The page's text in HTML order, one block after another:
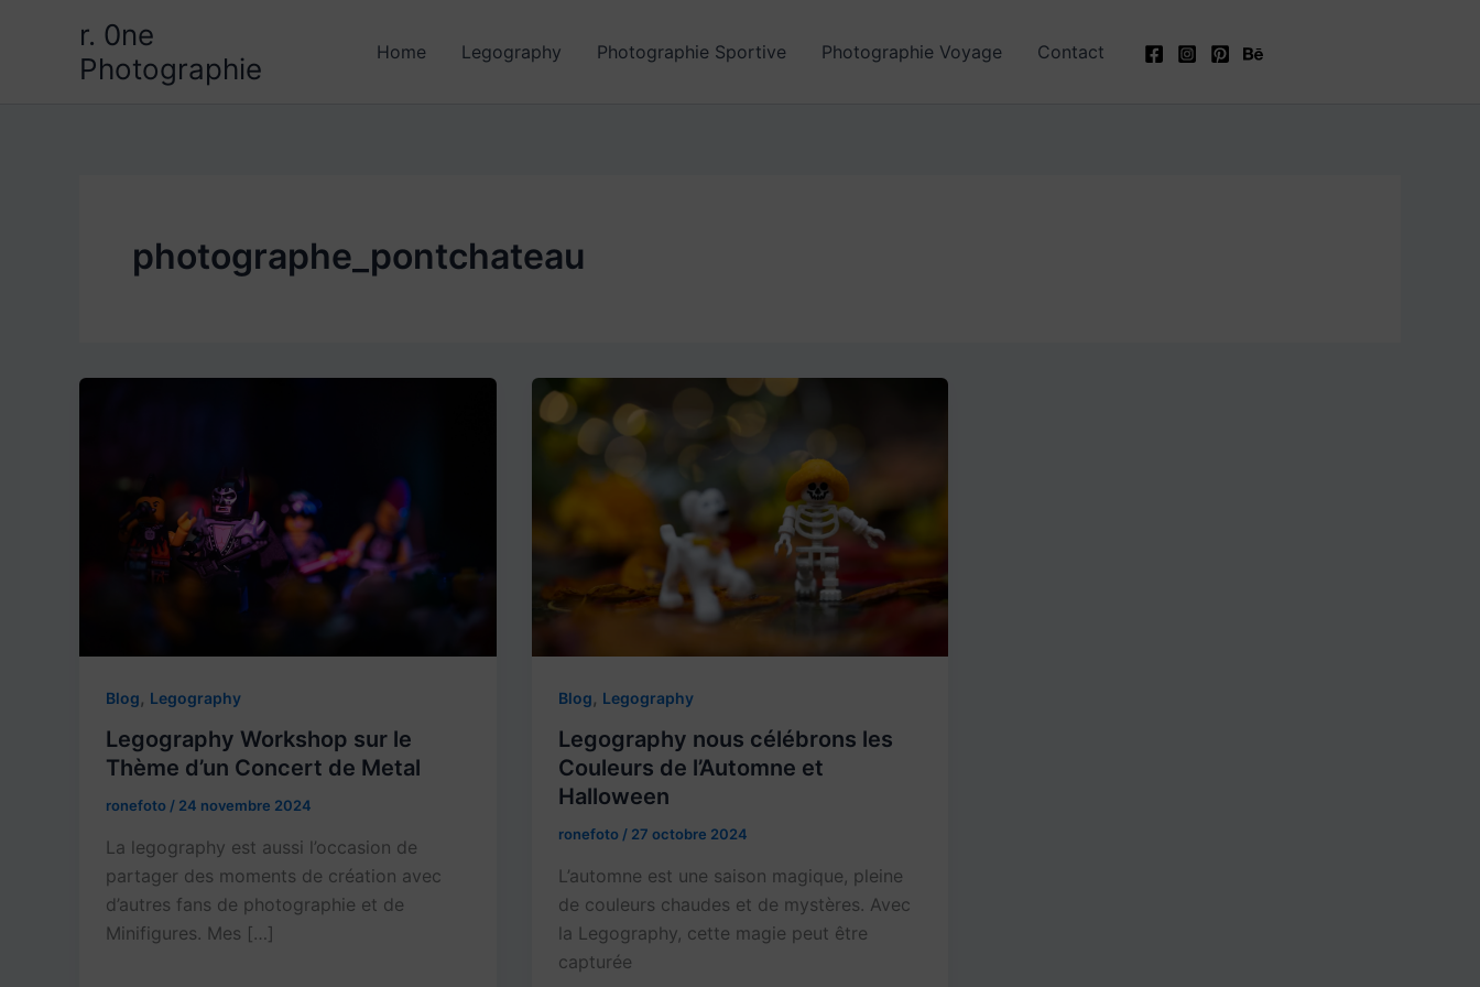
r. 0ne
Photographie
Home Legography Photographie Sportive Photographie Voyage Contact
photographe_pontchateau
Blog Legography
Legography Workshop sur le
Thème d’un Concert de Metal
ronefoto / 24 novembre 2024
La legography est aussi l’occasion de
partager des moments de création avec
d’autres fans de photographie et de
Minifigures. Mes […]
Blog Legography
Legography nous célébrons les
Couleurs de l’Automne et
Halloween
ronefoto / 27 octobre 2024
L’automne est une saison magique, pleine
de couleurs chaudes et de mystères. Avec
la Legography, cette magie peut être
capturée